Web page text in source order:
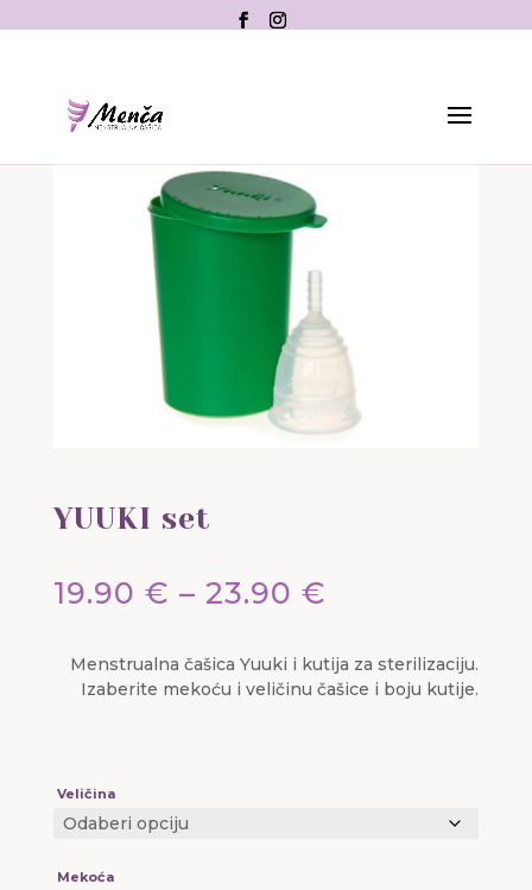
YUUKI set
19.90 € – 23.90 €
od
Menstrualna čašica Yuuki i kutija za sterilizaciju.
Izaberite mekoću i veličinu čašice i boju kutije.
Veličina
Mekoća